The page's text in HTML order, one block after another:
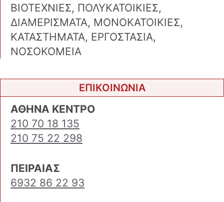
ΒΙΟΤΕΧΝΙΕΣ, ΠΟΛΥΚΑΤΟΙΚΙΕΣ,
ΔΙΑΜΕΡΙΣΜΑΤΑ, ΜΟΝΟΚΑΤΟΙΚΙΕΣ,
ΚΑΤΑΣΤΗΜΑΤΑ, ΕΡΓΟΣΤΑΣΙΑ,
ΝΟΣΟΚΟΜΕΙΑ
ΕΠΙΚΟΙΝΩΝΙΑ
ΑΘΗΝΑ ΚΕΝΤΡΟ
210 70 18 135
210 75 22 298
ΠΕΙΡΑΙΑΣ
6932 86 22 93